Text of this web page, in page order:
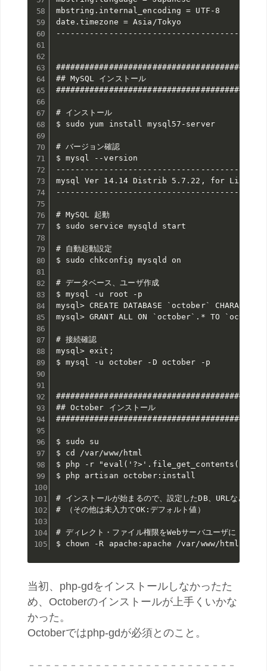
mbstring.internal_encoding = UTF-8
date.timezone = Asia/Tokyo
## MySQL インストール
# インストール
$ sudo yum install mysql57-server
# バージョン確認
$ mysql --version
mysql Ver 14.14 Distrib 5.7.22, for Linux
# MySQL 起動
$ sudo service mysqld start
# 自動起動設定
$ sudo chkconfig mysqld on
# データベース、ユーザ作成
$ mysql -u root -p
mysql> CREATE DATABASE `october`
mysql> GRANT ALL ON `october`.* TO
# 接続確認
mysql> exit;
$ mysql -u october -D october -p
## October インストール
$ sudo su
$ cd /var/www/html
$ php -r
$ php artisan october:install
# インストールが始まるので、設定したDB、URLなどを入
# （その他は未入力でOK:デフォルト値）
# ディレクト・ファイル権限をWebサーバユーザに
$ chown -R apache:apache /var/www/html
当初、php-gdをインストールしなかったた
め、Octoberのインストールが上手くいかな
かった。
Octoberではphp-gdが必須とのこと。
－－－－－－－－－－－－－－－－－－－－－－－－－